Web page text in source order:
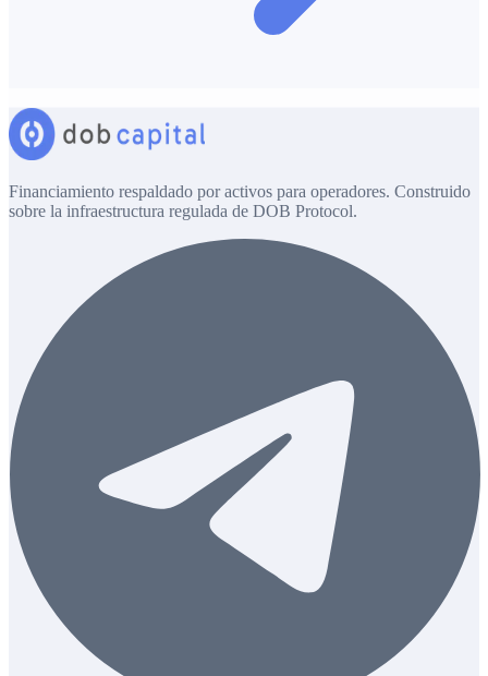
Financiamiento respaldado por activos para operadores. Construido
sobre la infraestructura regulada de DOB Protocol.